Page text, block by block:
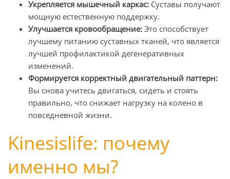
Укрепляется мышечный каркас: Суставы получают
мощную естественную поддержку.
Улучшается кровообращение: Это способствует
лучшему питанию суставных тканей, что является
лучшей профилактикой дегенеративных
изменений.
Формируется корректный двигательный паттерн:
Вы снова учитесь двигаться, сидеть и стоять
правильно, что снижает нагрузку на колено в
повседневной жизни.
Kinesislife: почему
именно мы?